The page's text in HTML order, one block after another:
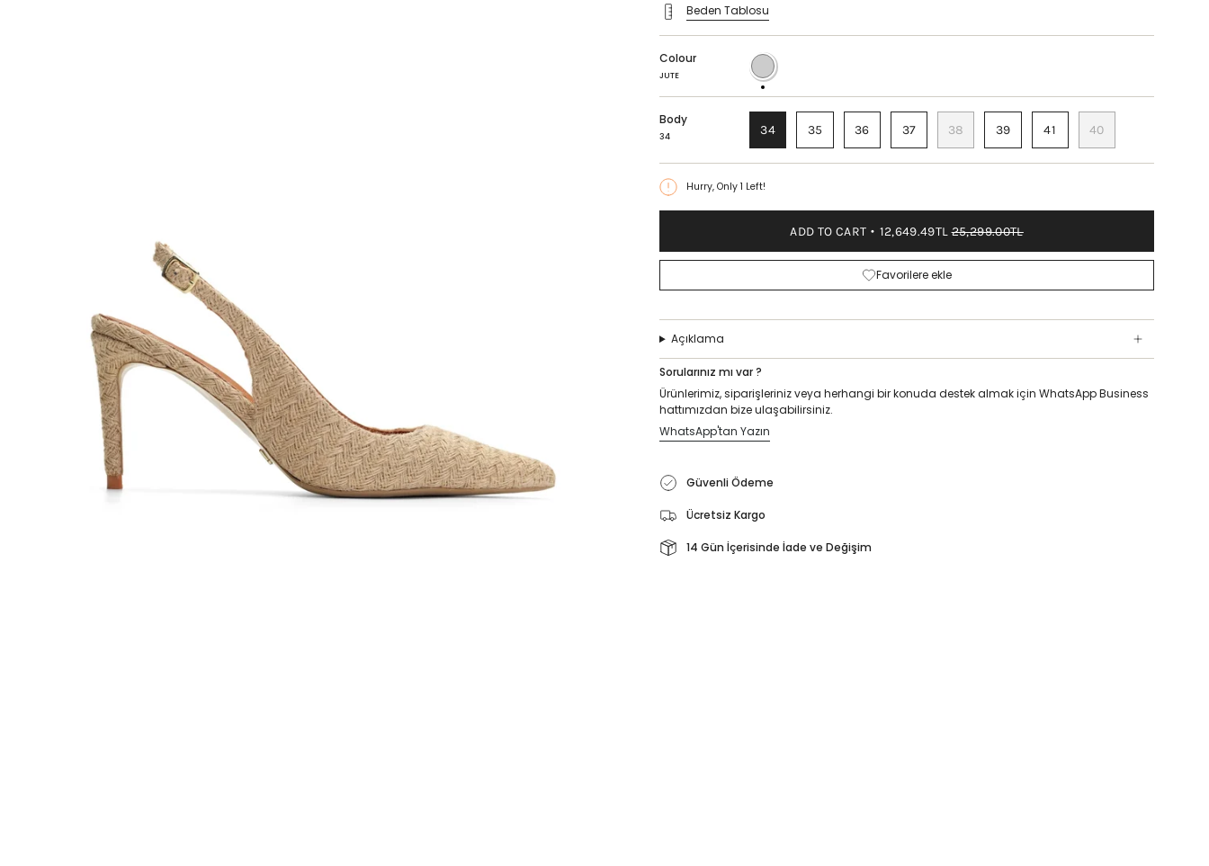
Beden Tablosu
Colour
JUTE
JUTE
Body
34 34 35 36 37 38 39 41 40
Hurry, Only 1 Left!
ADD TO CART 12,649.49TL 25,299.00TL
Favorilere ekle
Açıklama
Sorularınız mı var ?
Ürünlerimiz, siparişleriniz veya herhangi bir konuda destek almak için WhatsApp Business
hattımızdan bize ulaşabilirsiniz.
WhatsApp'tan Yazın
Güvenli Ödeme
Ücretsiz Kargo
14 Gün İçerisinde İade ve Değişim